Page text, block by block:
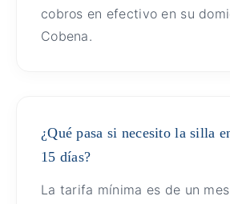
cobros en efectivo en su
Cobena.
¿Qué pasa si necesito la silla
15 días?
La tarifa mínima es de un